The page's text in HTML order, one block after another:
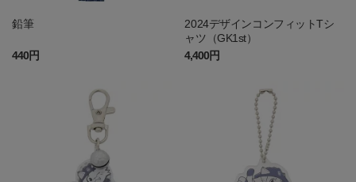
鉛筆
440円
2024デザインコンフィットTシ
ャツ（GK1st）
4,400円